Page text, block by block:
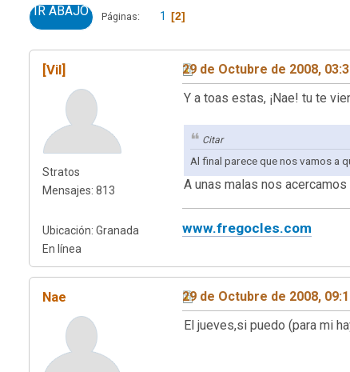
IR ABAJO Páginas 1 2
[Vil]
Stratos
Mensajes: 813
Ubicación: Granada
En línea
29 de Octubre de 2008,
Y a toas estas, ¡Nae! tu te
Citar
Al final parece que nos vamos a
A unas malas nos
www.fregocles.com
Nae
29 de Octubre de 2008,
El jueves,si puedo (para mi